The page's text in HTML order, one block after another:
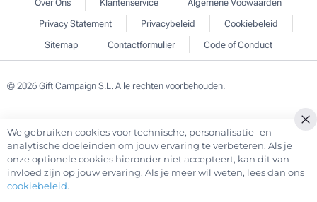
Over Ons Klantenservice
Algemene Voowaarden
Privacy Statement
Privacybeleid
Cookiebeleid
Sitemap
Contactformulier Code of Conduct
© 2026 Gift Campaign S.L. Alle rechten voorbehouden.
We gebruiken cookies voor technische, personalisatie- en
analytische doeleinden om jouw ervaring te verbeteren. Als je
onze optionele cookies hieronder niet accepteert, kan dit van
invloed zijn op jouw ervaring. Als je meer wil weten, lees dan ons
cookiebeleid.